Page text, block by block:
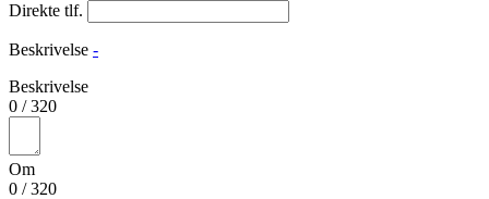
Direkte tlf.
Beskrivelse -
Beskrivelse
0 /320
Om
0 /320